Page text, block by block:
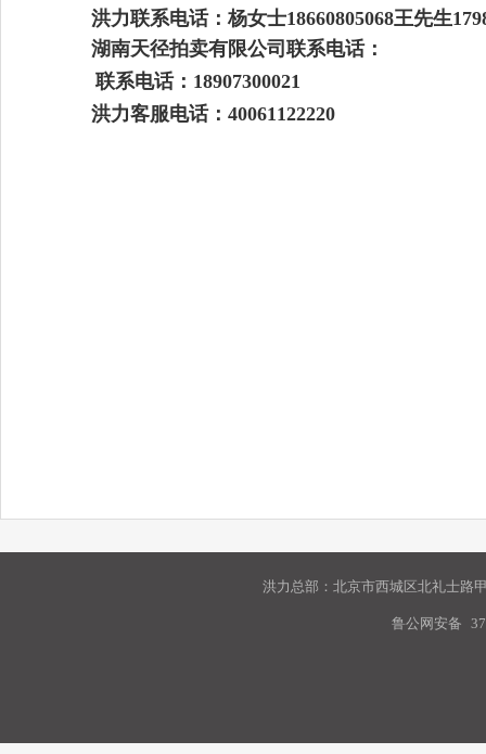
洪力联系电话：杨女士18660805068王先生
湖南天径拍卖有限公司联系电话：
联系电话： 18907300021
洪力客服电话：40061122220
洪力总部：北京市西城区北礼士路
鲁公网安备